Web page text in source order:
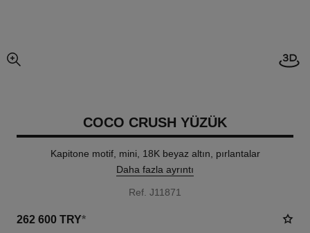
3D
resmin büyütülmüş görünümü
COCO CRUSH YÜZÜK
Kapitone motif, mini, 18K beyaz altın, pırlantalar
Daha fazla ayrıntı
Ref. J11871
262 600 TRY*